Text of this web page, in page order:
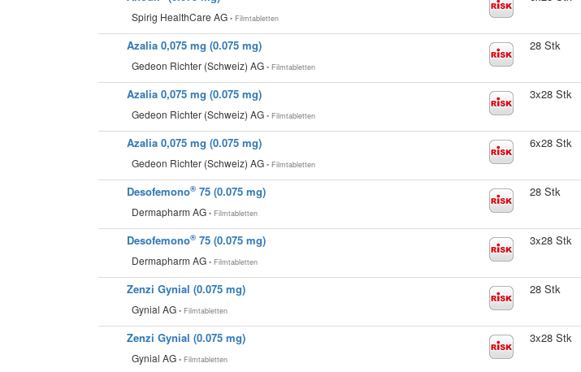
Spirig HealthCare AG • Filmtabletten
Azalia 0,075 mg (0.075 mg)
Gedeon Richter (Schweiz) AG • Filmtabletten
28 Stk
Azalia 0,075 mg (0.075 mg)
Gedeon Richter (Schweiz) AG • Filmtabletten
3x28 Stk
Azalia 0,075 mg (0.075 mg)
Gedeon Richter (Schweiz) AG • Filmtabletten
6x28 Stk
Desofemono® 75 (0.075 mg)
Dermapharm AG • Filmtabletten
28 Stk
Desofemono® 75 (0.075 mg)
Dermapharm AG • Filmtabletten
3x28 Stk
Zenzi Gynial (0.075 mg)
Gynial AG • Filmtabletten
28 Stk
Zenzi Gynial (0.075 mg)
Gynial AG • Filmtabletten
3x28 Stk